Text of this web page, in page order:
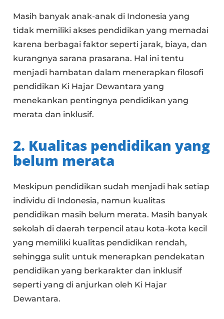
Masih banyak anak-anak di Indonesia yang
tidak memiliki akses pendidikan yang memadai
karena berbagai faktor seperti jarak, biaya, dan
kurangnya sarana prasarana. Hal ini tentu
menjadi hambatan dalam menerapkan filosofi
pendidikan Ki Hajar Dewantara yang
menekankan pentingnya pendidikan yang
merata dan inklusif.
2. Kualitas pendidikan yang
belum merata
Meskipun pendidikan sudah menjadi hak setiap
individu di Indonesia, namun kualitas
pendidikan masih belum merata. Masih banyak
sekolah di daerah terpencil atau kota-kota kecil
yang memiliki kualitas pendidikan rendah,
sehingga sulit untuk menerapkan pendekatan
pendidikan yang berkarakter dan inklusif
seperti yang di anjurkan oleh Ki Hajar
Dewantara.